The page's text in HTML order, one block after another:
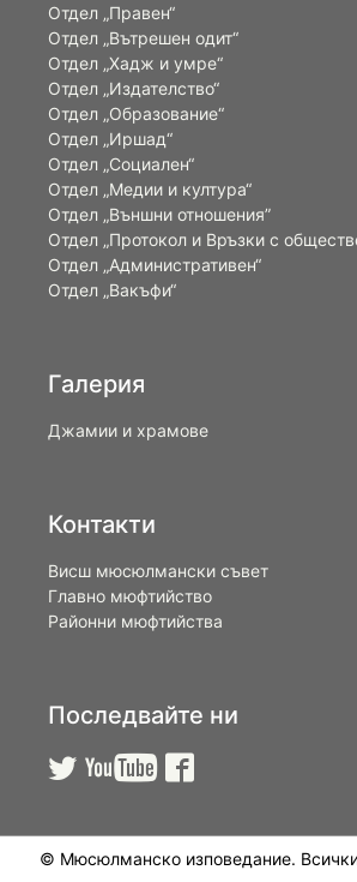
Отдел „Правен“
Отдел „Вътрешен одит“
Отдел „Хадж и умре“
Отдел „Издателство“
Отдел „Образование“
Отдел „Иршад“
Отдел „Социален“
Отдел „Медии и култура“
Отдел „Външни отношения”
Oтдел „Протокол и Връзки с
Отдел „Административен“
Отдел „Вакъфи“
Галерия
Джамии и храмове
Контакти
Висш мюсюлмански съвет
Главно мюфтийство
Районни мюфтийства
Последвайте ни
  
© Мюсюлманско изповедание.